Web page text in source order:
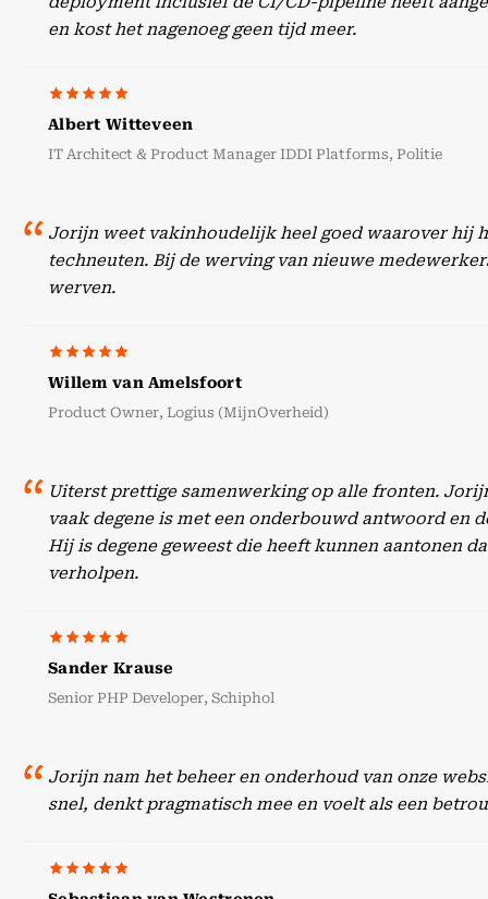
deployment inclusief de CI/CD-pipeline heeft
en kost het nagenoeg geen tijd meer.
Albert Witteveen
IT Architect & Product Manager IDDI Platforms, Politie
Jorijn weet vakinhoudelijk heel goed waarover hij
techneuten. Bij de werving van nieuwe
werven.
Willem van Amelsfoort
Product Owner, Logius (MijnOverheid)
Uiterst prettige samenwerking op alle fronten.
vaak degene is met een onderbouwd antwoord en
Hij is degene geweest die heeft kunnen aantonen
verholpen.
Sander Krause
Senior PHP Developer, Schiphol
Jorijn nam het beheer en onderhoud van onze
snel, denkt pragmatisch mee en voelt als een